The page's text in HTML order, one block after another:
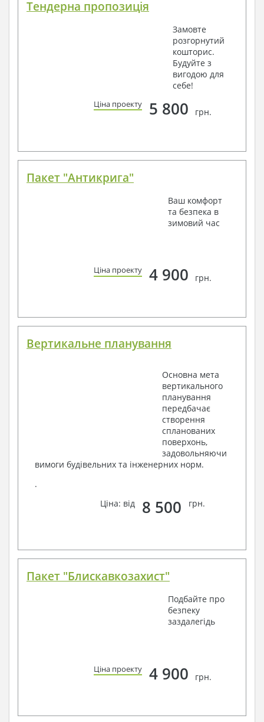
Тендерна пропозиція
Замовте
розгорнутий
кошторис.
Будуйте з
вигодою для
себе!
Ціна проекту 5 800 грн.
Пакет "Антикрига"
Ваш комфорт
та безпека в
зимовий час
Ціна проекту 4 900 грн.
Вертикальне планування
Основна мета
вертикального
планування
передбачає
створення
спланованих
поверхонь,
задовольняючи
вимоги будівельних та інженерних норм.
.
Ціна: від
8 500 грн.
Пакет "Блискавкозахист"
Подбайте про
безпеку
заздалегідь
Ціна проекту 4 900 грн.